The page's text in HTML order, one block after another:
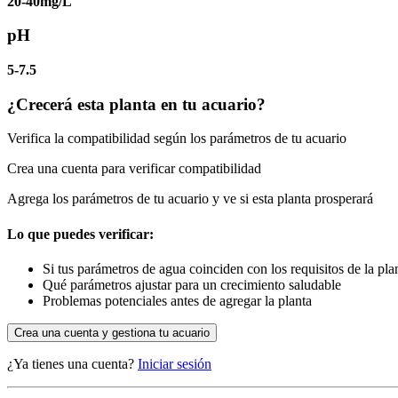
pH
5-7.5
¿Crecerá esta planta en tu acuario?
Verifica la compatibilidad según los parámetros de tu acuario
Crea una cuenta para verificar compatibilidad
Agrega los parámetros de tu acuario y ve si esta planta prosperará
Lo que puedes verificar:
Si tus parámetros de agua coinciden con los requisitos de la
Qué parámetros ajustar para un crecimiento saludable
Problemas potenciales antes de agregar la planta
Crea una cuenta y gestiona tu acuario
¿Ya tienes una cuenta? Iniciar sesión